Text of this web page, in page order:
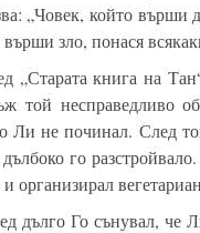
„Човек, който върши
зло, понася
„Старата книга на
той несправедливо
Ли не починал. След
дълбоко го
и организирал
дълго Го сънувал, че